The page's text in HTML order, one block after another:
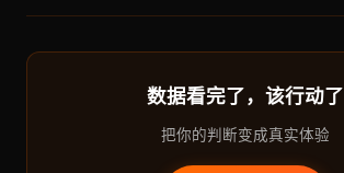
数据看完了，该行动了
把你的判断变成真实体验